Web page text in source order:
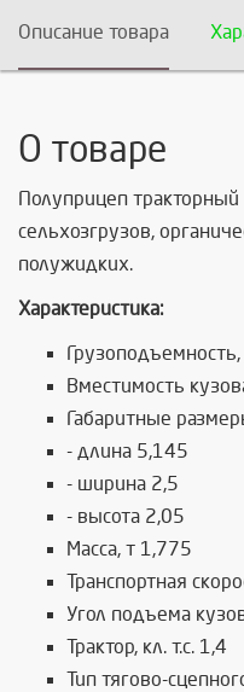
Описание товара
О товаре
Полуприцеп
сельхозгрузов,
полужидких.
Характеристика:
Грузоподъемность,
Вместимость
Габаритные
- длина 5,145
- ширина 2,5
- высота 2,05
Масса, т 1,775
Транспортная
Угол подъема
Трактор, кл. т.с. 1,4
Тип тягово-